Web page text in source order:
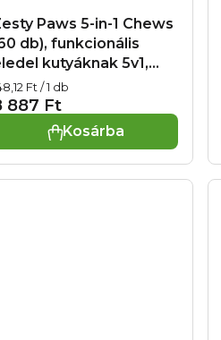
Paws 5-in-1 Chews
db), funkcionális
kutyáknak 5v1,
07.10.2026
887 Ft
Ft / 1 db
Kosárba